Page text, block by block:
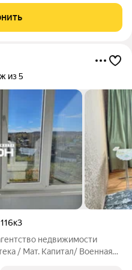
из 5
116к3
недвижимости
/ Мaт. Kaпитaл/ Bоенная